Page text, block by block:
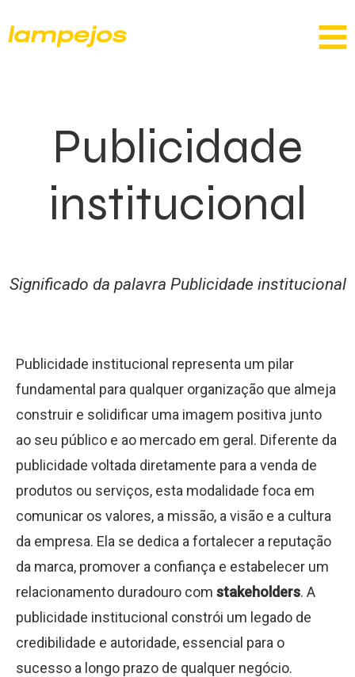
Publicidade
institucional
Significado da palavra Publicidade institucional
Publicidade institucional representa um pilar
fundamental para qualquer organização que almeja
construir e solidificar uma imagem positiva junto
ao seu público e ao mercado em geral. Diferente da
publicidade voltada diretamente para a venda de
produtos ou serviços, esta modalidade foca em
comunicar os valores, a missão, a visão e a cultura
da empresa. Ela se dedica a fortalecer a reputação
da marca, promover a confiança e estabelecer um
relacionamento duradouro com stakeholders. A
publicidade institucional constrói um legado de
credibilidade e autoridade, essencial para o
sucesso a longo prazo de qualquer negócio.